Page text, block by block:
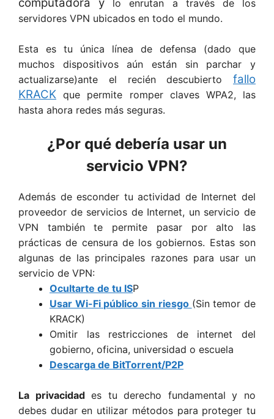
lo enrutan a través de los
servidores VPN ubicados en todo el mundo.
Esta es tu única línea de defensa (dado que
muchos dispositivos aún están sin parchar y
actualizarse)ante el recién descubierto fallo
KRACK que permite romper claves WPA2, las
hasta ahora redes más seguras.
¿Por qué debería usar un
servicio VPN?
Además de esconder tu actividad de Internet del
proveedor de servicios de Internet, un servicio de
VPN también te permite pasar por alto las
prácticas de censura de los gobiernos. Estas son
algunas de las principales razones para usar un
servicio de VPN:
Ocultarte de tu ISP
Usar Wi-Fi público sin riesgo (Sin temor de
KRACK)
Omitir las restricciones de internet del
gobierno, oficina, universidad o escuela
Descarga de BitTorrent/P2P
La privacidades tu derecho fundamental y no
debes dudar en utilizar métodos para proteger tu